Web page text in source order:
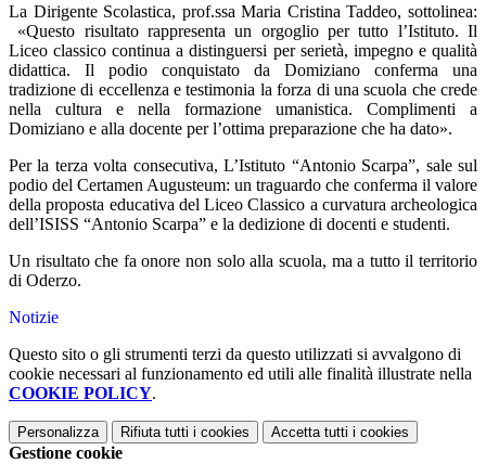
La Dirigente Scolastica, prof.ssa Maria Cristina Taddeo, sottolinea:
«Questo risultato rappresenta un orgoglio per tutto l’Istituto. Il
Liceo classico continua a distinguersi per serietà, impegno e qualità
didattica. Il podio conquistato da Domiziano conferma una
tradizione di eccellenza e testimonia la forza di una scuola che crede
nella cultura e nella formazione umanistica. Complimenti a
Domiziano e alla docente per l’ottima preparazione che ha dato».
Per la terza volta consecutiva, L’Istituto “Antonio Scarpa”, sale sul
podio del Certamen Augusteum: un traguardo che conferma il valore
della proposta educativa del Liceo Classico a curvatura archeologica
dell’ISISS “Antonio Scarpa” e la dedizione di docenti e studenti.
Un risultato che fa onore non solo alla scuola, ma a tutto il territorio
di Oderzo.
Notizie
Questo sito o gli strumenti terzi da questo utilizzati si avvalgono di
cookie necessari al funzionamento ed utili alle finalità illustrate nella
COOKIE POLICY.
Personalizza Rifiuta tutti i cookies Accetta tutti i cookies
Gestione cookie